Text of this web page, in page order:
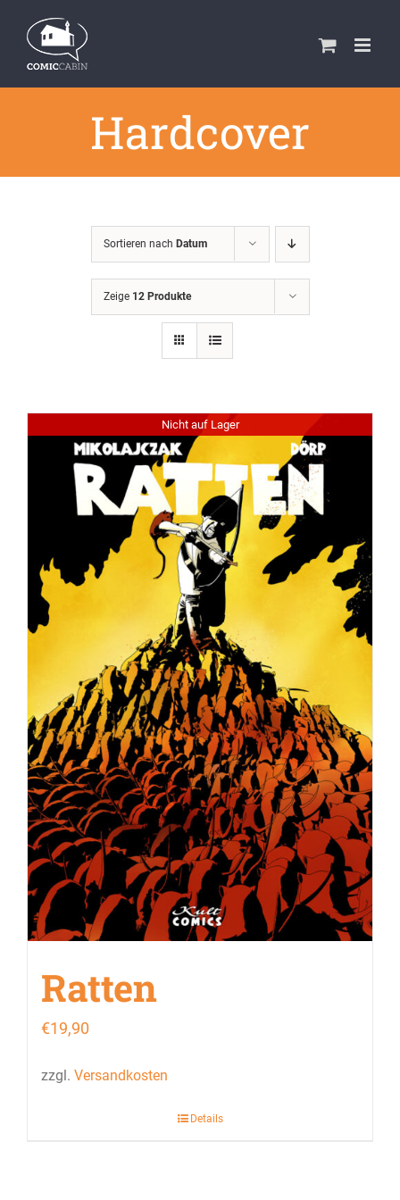
Inhalt
springen
Hardcover
Sortieren nach Datum
Zeige 12 Produkte
Nicht auf Lager
Ratten
€19,90
zzgl. Versandkosten
Details